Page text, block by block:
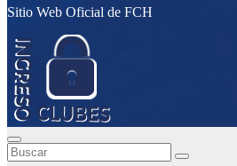
Sitio Web Oficial de FCH